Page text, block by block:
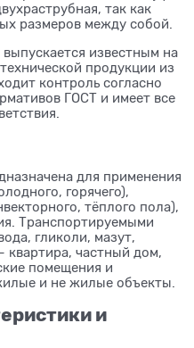
так как
размеров между собой.
известным на
продукции из
контроль согласно
ГОСТ и имеет все
для применения
горячего),
тёплого пола),
Транспортируемыми
гликоли, мазут,
квартира, частный дом,
помещения и
и не жилые объекты.
и